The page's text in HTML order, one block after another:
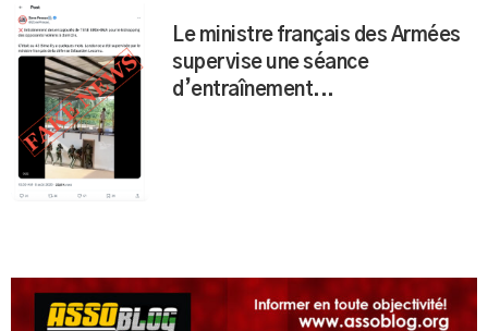
Le ministre français des Armées
supervise une séance
d’entraînement...